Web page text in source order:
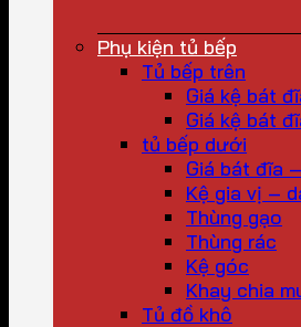
Phụ kiện tủ bếp
Tủ bếp trên
Giá kệ bát
Giá kệ bát
tủ bếp dưới
Giá bát đĩa
Kệ gia vị –
Thùng gạo
Thùng rác
Kệ góc
Khay chia
Tủ đồ khô